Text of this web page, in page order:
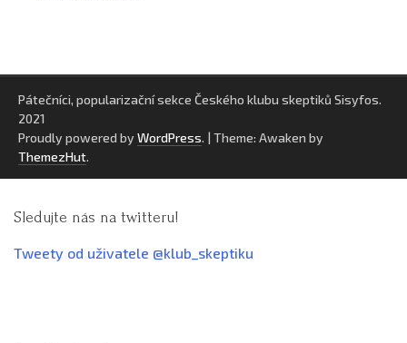
Pátečníci, popularizační sekce Českého klubu skeptiků Sisyfos.
2021
Proudly powered by WordPress. | Theme: Awaken by
ThemezHut.
Sledujte nás na twitteru!
Tweety od uživatele @klub_skeptiku